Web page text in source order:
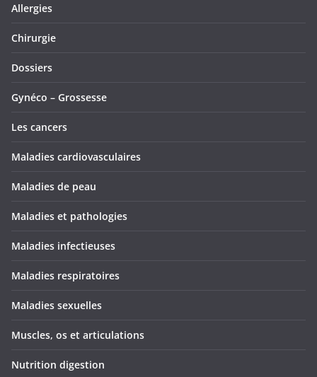
Allergies
Chirurgie
Dossiers
Gynéco – Grossesse
Les cancers
Maladies cardiovasculaires
Maladies de peau
Maladies et pathologies
Maladies infectieuses
Maladies respiratoires
Maladies sexuelles
Muscles, os et articulations
Nutrition digestion